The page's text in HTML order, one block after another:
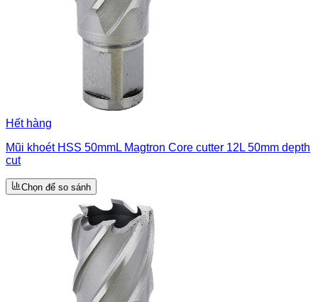
Hết hàng
Mũi khoét HSS 50mmL Magtron Core cutter 12L 50mm depth
cut
Chọn để so sánh